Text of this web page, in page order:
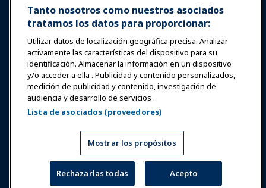
Investigación y Reportes
Acerca de IAAPA
Socios
Copyright © 2026 Asociación Internacional de Parques de
Atracciones y Atracciones. Todos los derechos reservados.
Política de Privacidad
Términos de Servicio
Aviso de traducción
Gestionar las preferencias
Tanto nosotros como nuestros asociados
tratamos los datos para proporcionar:
Utilizar datos de localización geográfica precisa. Analizar
activamente las características del dispositivo para su
identificación. Almacenar la información en un dispositivo
y/o acceder a ella . Publicidad y contenido personalizados,
medición de publicidad y contenido, investigación de
audiencia y desarrollo de servicios .
Lista de asociados (proveedores)
Mostrar los propósitos
Rechazarlas todas Acepto